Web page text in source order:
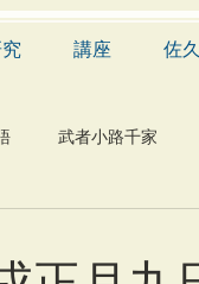
講座 佐
武者小路千家